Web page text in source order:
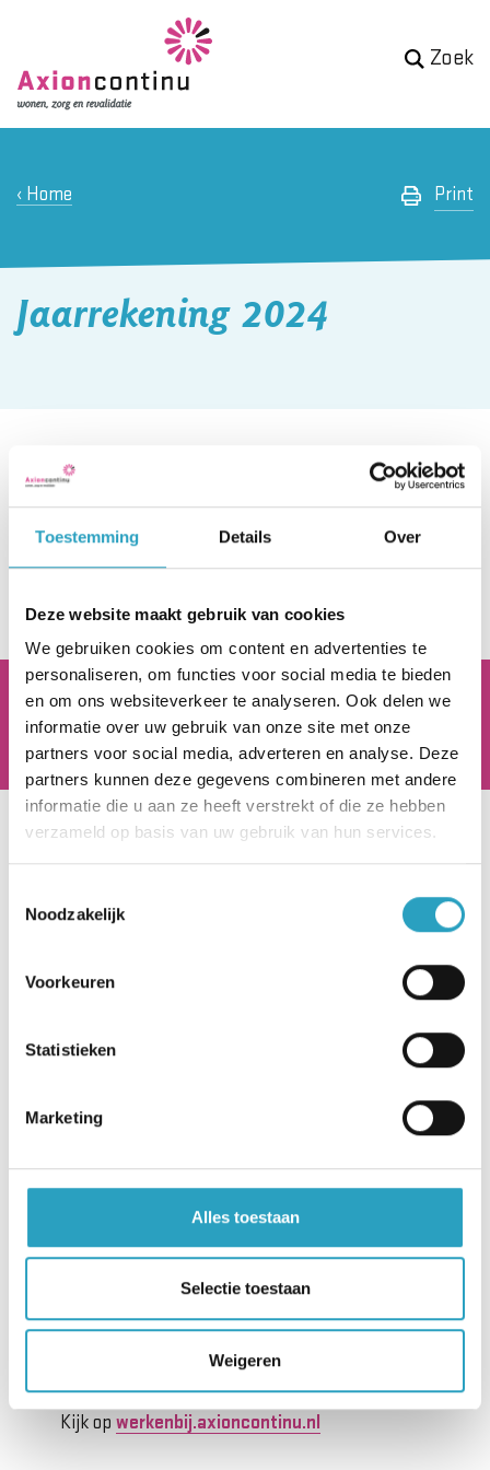
Toestemming Details Over
Deze website maakt gebruik van cookies
We gebruiken cookies om content en advertenties te
personaliseren, om functies voor social media te bieden
en om ons websiteverkeer te analyseren. Ook delen we
informatie over uw gebruik van onze site met onze
partners voor social media, adverteren en analyse. Deze
partners kunnen deze gegevens combineren met andere
informatie die u aan ze heeft verstrekt of die ze hebben
verzameld op basis van uw gebruik van hun services.
Noodzakelijk
Voorkeuren
Statistieken
Marketing
Alles toestaan
Selectie toestaan
Weigeren
Zoek
Home Print
Jaarrekening 2024
Jaarrekening 2024
Leeshierde controle verklaring 2024
AxionContinu.Optimisten in de Zorg
Hoofdkantoor
3526 KJ Utrecht
030 - 282 22 00
Servicebureau
graag op weg.
030 - 282 22 77
servicebureau@axioncontinu.nl
Kijk op werkenbij.axioncontinu.nl